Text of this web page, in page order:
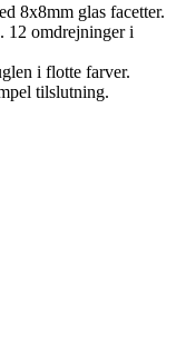
8x8mm glas facetter.
12 omdrejninger i
i flotte farver.
tilslutning.